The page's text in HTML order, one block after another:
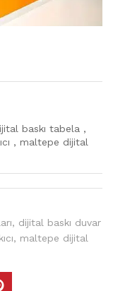
baskı tabela ,
, maltepe dijital
, dijital baskı duvar
, maltepe dijital